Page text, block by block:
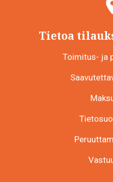
Tietoa
Toimitus- ja